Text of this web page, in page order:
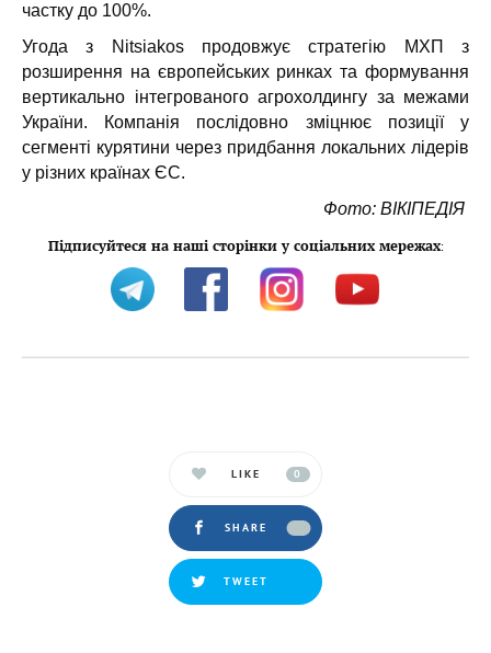
частку до 100%.
Угода з Nitsiakos продовжує стратегію МХП з
розширення на європейських ринках та формування
вертикально інтегрованого агрохолдингу за межами
України. Компанія послідовно зміцнює позиції у
сегменті курятини через придбання локальних лідерів
у різних країнах ЄС.
Фото: ВІКІПЕДІЯ
Підписуйтеся на наші сторінки у соціальних мережах:
LIKE 0
SHARE
TWEET